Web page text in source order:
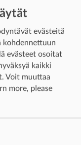
alueella
pelloilla
on kuitenkin
on
tarkkoina.
hämärän tullen,
evästeitä
kohdennettuun
evästeet osoitat
kaikki
Voit muuttaa
more, please